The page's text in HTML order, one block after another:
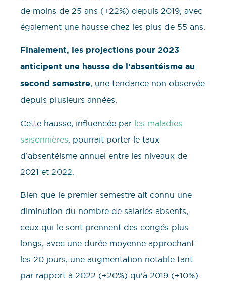
de moins de 25 ans (+22%) depuis 2019, avec
également une hausse chez les plus de 55 ans.
Finalement, les projections pour 2023
anticipent une hausse de l’absentéisme au
second semestre, une tendance non observée
depuis plusieurs années.
Cette hausse, influencée par les maladies
saisonnières, pourrait porter le taux
d’absentéisme annuel entre les niveaux de
2021 et 2022.
Bien que le premier semestre ait connu une
diminution du nombre de salariés absents,
ceux qui le sont prennent des congés plus
longs, avec une durée moyenne approchant
les 20 jours, une augmentation notable tant
par rapport à 2022 (+20%) qu’à 2019 (+10%).